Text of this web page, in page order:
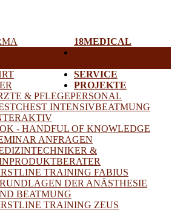
18MEDICAL
& PFLEGEPERSONAL
INTENSIVBEATMUNG
- HANDFUL OF KNOWLEDGE
ANFRAGEN
&
TRAINING FABIUS
DER ANÄSTHESIE
BEATMUNG
TRAINING ZEUS
SERVICE
PROJEKTE